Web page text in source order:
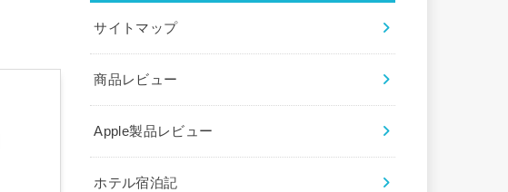
サイトマップ
商品レビュー
Apple製品レビュー
ホテル宿泊記